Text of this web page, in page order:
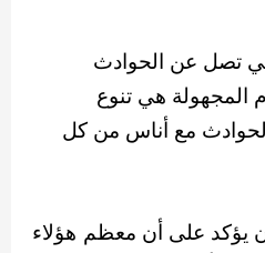
تصل عن الحوادث
المجهولة هي تنوع
مع أناس من كل
يؤكد على أن معظم هؤلاء